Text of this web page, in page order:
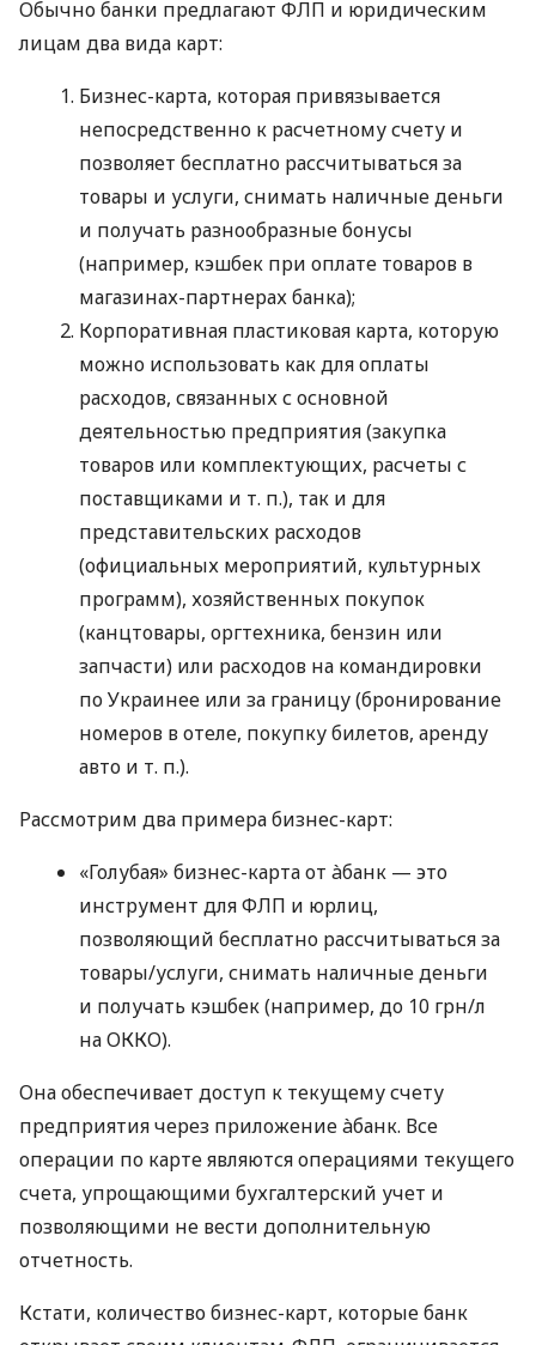
Обычно банки предлагают ФЛП и юридическим
лицам два вида карт:
Бизнес-карта, которая привязывается
непосредственно к расчетному счету и
позволяет бесплатно рассчитываться за
товары и услуги, снимать наличные деньги
и получать разнообразные бонусы
(например, кэшбек при оплате товаров в
магазинах-партнерах банка);
Корпоративная пластиковая карта, которую
можно использовать как для оплаты
расходов, связанных с основной
деятельностью предприятия (закупка
товаров или комплектующих, расчеты с
поставщиками и т. п.), так и для
представительских расходов
(официальных мероприятий, культурных
программ), хозяйственных покупок
(канцтовары, оргтехника, бензин или
запчасти) или расходов на командировки
по Украинее или за границу (бронирование
номеров в отеле, покупку билетов, аренду
авто и т. п.).
Рассмотрим два примера бизнес-карт:
«Голубая» бизнес-карта от àбанк — это
инструмент для ФЛП и юрлиц,
позволяющий бесплатно рассчитываться за
товары/услуги, снимать наличные деньги
и получать кэшбек (например, до 10 грн/л
на ОККО).
Она обеспечивает доступ к текущему счету
предприятия через приложение àбанк. Все
операции по карте являются операциями текущего
счета, упрощающими бухгалтерский учет и
позволяющими не вести дополнительную
отчетность.
Кстати, количество бизнес-карт, которые банк